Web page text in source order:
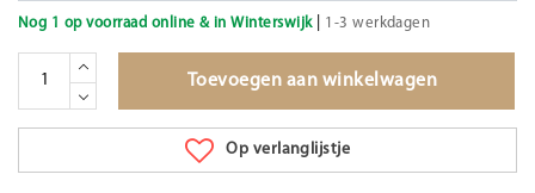
Nog 1 op voorraad online & in Winterswijk| 1-3 werkdagen
Toevoegen aan winkelwagen
Op verlanglijstje